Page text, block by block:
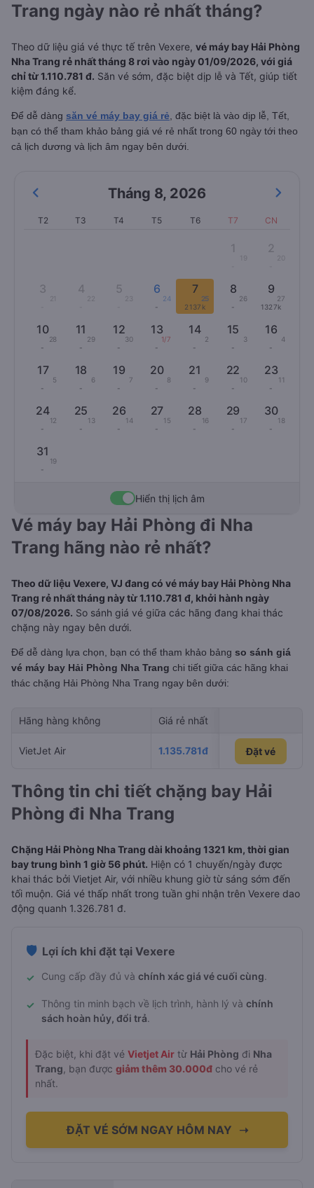
Trang ngày nào rẻ nhất tháng?
Theo dữ liệu giá vé thực tế trên Vexere, vé máy bay Hải Phòng
Nha Trang rẻ nhất tháng 8 rơi vào ngày 01/09/2026, với giá
chỉ từ 1.110.781 đ. Săn vé sớm, đặc biệt dịp lễ và Tết, giúp tiết
kiệm đáng kể.
Để dễ dàng săn vé máy bay giá rẻ , đặc biệt là vào dịp lễ, Tết,
bạn có thể tham khảo bảng giá vé rẻ nhất trong 60 ngày tới theo
cả lịch dương và lịch âm ngay bên dưới.
Tháng 8, 2026
T2 T3 T4 T5 T6 T7 CN
1
19
2
3
21
4 5 6
24
-
7
25
2137k
8
26
-
9
27
1327k
10
28
-
11
29
-
12
30
-
13
1/7
-
14
2
-
15
3
-
16
4
-
17
5
-
18
6
-
19
7
-
20
8
-
21
9
-
22
10
-
23
11
-
24
12
-
25
13
-
26
14
-
27
15
-
28
16
-
29
17
-
30
18
-
31
19
-
Hiển thị lịch âm
Vé máy bay Hải Phòng đi Nha
Trang hãng nào rẻ nhất?
Theo dữ liệu Vexere, VJ đang có vé máy bay Hải Phòng Nha
Trang rẻ nhất tháng này từ 1.110.781 đ, khởi hành ngày
07/08/2026. So sánh giá vé giữa các hãng đang khai thác
chặng này ngay bên dưới.
Để dễ dàng lựa chọn, bạn có thể tham khảo bảng so sánh giá
vé máy bay Hải Phòng Nha Trang chi tiết giữa các hãng khai
thác chặng Hải Phòng Nha Trang ngay bên dưới:
Hãng hàng không Giá rẻ nhất
VietJet Air 1.135.781đ 03/09/2026
Đặt vé
Đặt vé
Thông tin chi tiết chặng bay Hải
Phòng đi Nha Trang
Chặng Hải Phòng Nha Trang dài khoảng 1321 km, thời gian
bay trung bình 1 giờ 56 phút. Hiện có 1 chuyến/ngày được
khai thác bởi Vietjet Air, với nhiều khung giờ từ sáng sớm đến
tối muộn. Giá vé thấp nhất trong tuần ghi nhận trên Vexere dao
động quanh 1.326.781 đ.
🛡️ Lợi ích khi đặt tại Vexere
✓ Cung cấp đầy đủ và chính xác giá vé cuối cùng.
✓ Thông tin minh bạch về lịch trình, hành lý và chính
sách hoàn hủy, đổi trả.
Đặc biệt, khi đặt vé Vietjet Air từ Hải Phòng đi Nha
Trang , bạn được giảm thêm 30.000đ cho vé rẻ
nhất.
ĐẶT VÉ SỚM NGAY HÔM NAY ➝